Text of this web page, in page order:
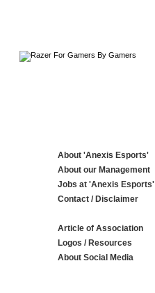
About 'Anexis Esports'
About our Management
Jobs at 'Anexis Esports'
Contact / Disclaimer
Article of Association
Logos / Resources
About Social Media